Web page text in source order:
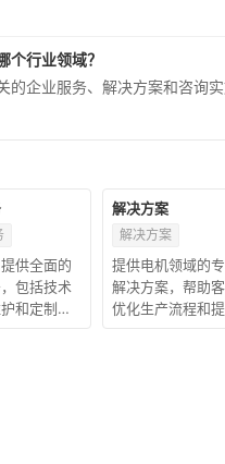
个行业领域？
的企业服务、解决方案和咨询
供全面的
包括技术
和定制化
解决方案
解决方案
提供电机领域的
解决方案，帮助
优化生产流程和